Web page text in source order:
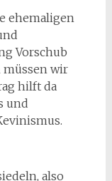
ehemaligen
Vorschub
müssen wir
hilft da
und
also